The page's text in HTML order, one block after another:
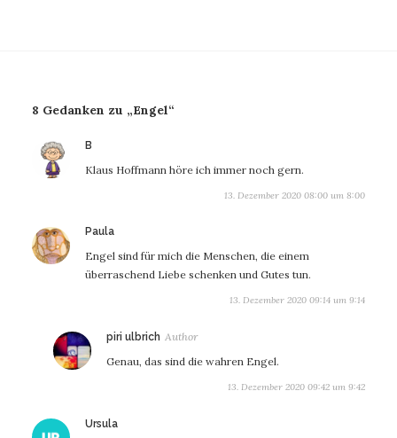
8 Gedanken zu „Engel“
B
Klaus Hoffmann höre ich immer noch gern.
13. Dezember 2020 08:00 um 8:00
Paulasagt:
Engel sind für mich die Menschen, die einem
überraschend Liebe schenken und Gutes tun.
13. Dezember 2020 09:14 um 9:14
piri ulbrich sagt:
Genau, das sind die wahren Engel.
13. Dezember 2020 09:42 um 9:42
Ursula